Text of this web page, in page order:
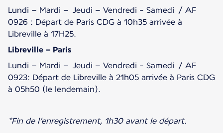
Lundi – Mardi – Jeudi – Vendredi - Samedi / AF
0926 : Départ de Paris CDG à 10h35 arrivée à
Libreville à 17H25.
Libreville – Paris
Lundi – Mardi – Jeudi – Vendredi - Samedi / AF
0923: Départ de Libreville à 21h05 arrivée à Paris CDG
à 05h50 (le lendemain).
*Fin de l’enregistrement, 1h30 avant le départ.